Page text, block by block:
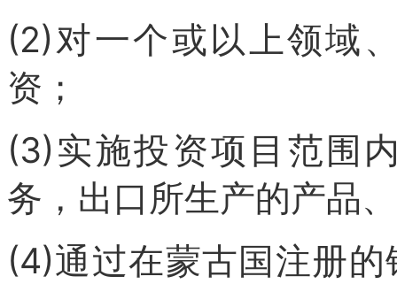
(2)对一个或以上领域
资；
(3)实施投资项目范围
务，出口所生产的产品
(4)通过在蒙古国注册